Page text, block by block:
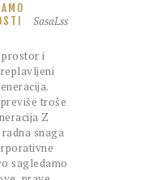
SasaLss
prostor i
troše
Z
snaga
sagledamo